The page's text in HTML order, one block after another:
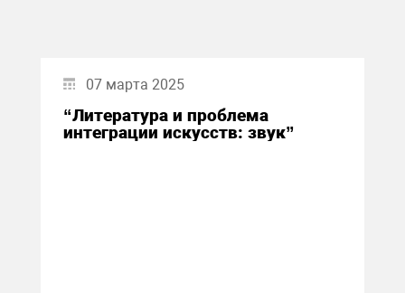
07 марта 2025
“Литература и проблема
интеграции искусств: звук”